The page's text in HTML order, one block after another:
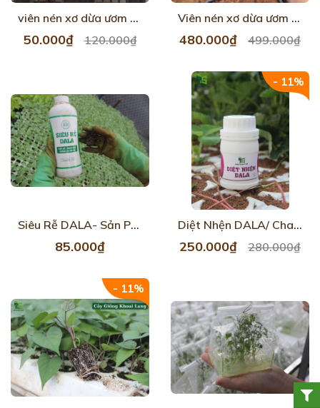
viên nén xơ dừa ươm cây hộp 50 viên
50.000₫ 120.000₫
Viên nén xơ dừa ươm cây 1000 viên
480.000₫ 499.000₫
Siêu Rễ DALA- Sản Phẩm Chuyên Dụng Cho Cây Khoai Lang
85.000₫
- 11%
Diệt Nhện DALA/ Chai 80ML
250.000₫ 280.000₫
- 11%